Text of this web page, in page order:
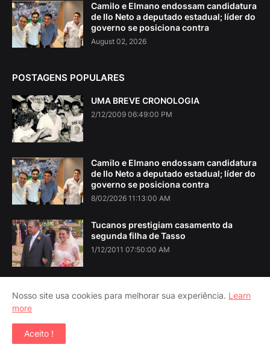
Camilo e Elmano endossam candidatura
de Ilo Neto a deputado estadual; líder do
governo se posiciona contra
August 02, 2026
POSTAGENS POPULARES
UMA BREVE CRONOLOGIA
2/12/2009 06:49:00 PM
Camilo e Elmano endossam candidatura
de Ilo Neto a deputado estadual; líder do
governo se posiciona contra
8/02/2026 11:13:00 AM
Tucanos prestigiam casamento da
segunda filha de Tasso
1/12/2011 07:50:00 AM
Nosso site usa cookies para melhorar sua experiência. Learn
more
Aceito !